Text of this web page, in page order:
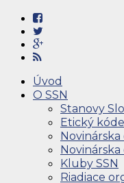
Úvod
O SSN
Stanovy
Etický
Novinárska
Kluby SSN
Riadiace